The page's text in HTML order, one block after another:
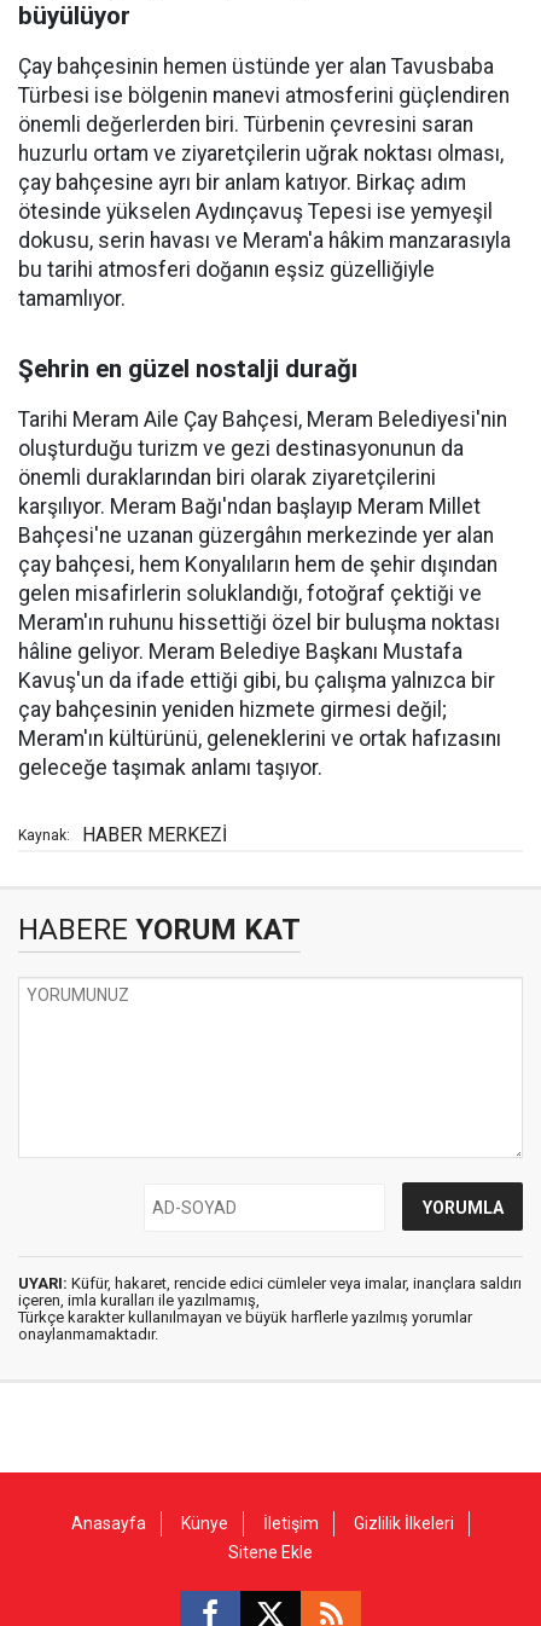
büyülüyor
Çay bahçesinin hemen üstünde yer alan Tavusbaba
Türbesi ise bölgenin manevi atmosferini güçlendiren
önemli değerlerden biri. Türbenin çevresini saran
huzurlu ortam ve ziyaretçilerin uğrak noktası olması,
çay bahçesine ayrı bir anlam katıyor. Birkaç adım
ötesinde yükselen Aydınçavuş Tepesi ise yemyeşil
dokusu, serin havası ve Meram'a hâkim manzarasıyla
bu tarihi atmosferi doğanın eşsiz güzelliğiyle
tamamlıyor.
Şehrin en güzel nostalji durağı
Tarihi Meram Aile Çay Bahçesi, Meram Belediyesi'nin
oluşturduğu turizm ve gezi destinasyonunun da
önemli duraklarından biri olarak ziyaretçilerini
karşılıyor. Meram Bağı'ndan başlayıp Meram Millet
Bahçesi'ne uzanan güzergâhın merkezinde yer alan
çay bahçesi, hem Konyalıların hem de şehir dışından
gelen misafirlerin soluklandığı, fotoğraf çektiği ve
Meram'ın ruhunu hissettiği özel bir buluşma noktası
hâline geliyor. Meram Belediye Başkanı Mustafa
Kavuş'un da ifade ettiği gibi, bu çalışma yalnızca bir
çay bahçesinin yeniden hizmete girmesi değil;
Meram'ın kültürünü, geleneklerini ve ortak hafızasını
geleceğe taşımak anlamı taşıyor.
Kaynak: HABER MERKEZİ
HABERE YORUM KAT
UYARI: Küfür, hakaret, rencide edici cümleler veya imalar, inançlara saldırı
içeren, imla kuralları ile yazılmamış,
Türkçe karakter kullanılmayan ve büyük harflerle yazılmış yorumlar
onaylanmamaktadır.
Anasayfa Künye İletişim
Gizlilik İlkeleri
Sitene Ekle